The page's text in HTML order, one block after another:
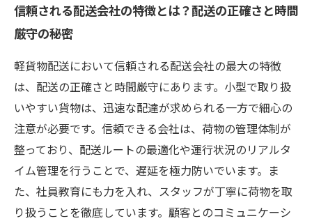
信頼される配送会社の特徴とは？配送の正確さと時間
厳守の秘密
軽貨物配送において信頼される配送会社の最大の特徴
は、配送の正確さと時間厳守にあります。小型で取り扱
いやすい貨物は、迅速な配達が求められる一方で細心の
注意が必要です。信頼できる会社は、荷物の管理体制が
整っており、配送ルートの最適化や運行状況のリアルタ
イム管理を行うことで、遅延を極力防いでいます。ま
た、社員教育にも力を入れ、スタッフが丁寧に荷物を取
り扱うことを徹底しています。顧客とのコミュニケーシ